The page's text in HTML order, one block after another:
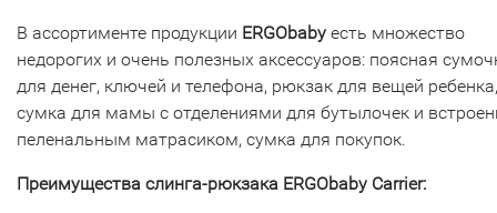
В ассортименте продукции ERGObaby есть множество
недорогих и очень полезных аксессуаров: поясная
для денег, ключей и телефона, рюкзак для вещей ребенка,
сумка для мамы с отделениями для бутылочек и
пеленальным матрасиком, сумка для покупок.
Преимущества слинга-рюкзака ERGObaby Carrier: